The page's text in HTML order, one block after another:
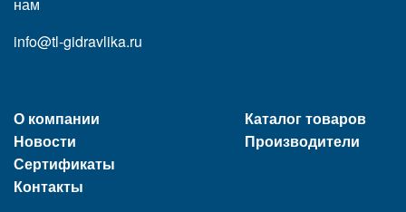
info@tl-gidravlika.ru
О компании
Новости
Сертификаты
Контакты
Каталог товаров
Производители